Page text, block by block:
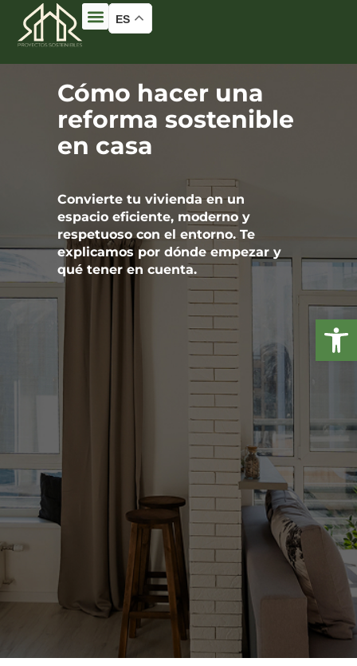
ES
Cómo hacer una
reforma sostenible
en casa
Convierte tu vivienda en un
espacio eficiente, moderno y
respetuoso con el entorno. Te
explicamos por dónde empezar y
qué tener en cuenta.